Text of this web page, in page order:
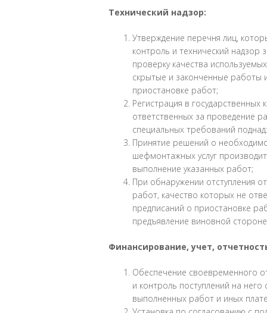
Технический надзор:
Утверждение перечня лиц,
контроль и технический
проверку качества
скрытые и законченные работы
приостановке работ;
Регистрация в
ответственных за проведение
специальных требований
Принятие решений о
шефмонтажных услуг
выполнение указанных работ;
При обнаружении отступления
работ, качество которых не
предписаний о приостановке
предъявление виновной
Финансирование, учет,
Обеспечение своевременного
и контроль поступлений на
выполненных работ и иных